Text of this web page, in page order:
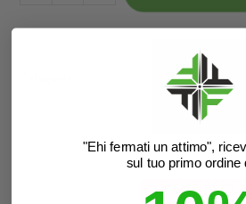
Premiazioni
"Ehi fermati un attimo",
sul tuo primo ordine